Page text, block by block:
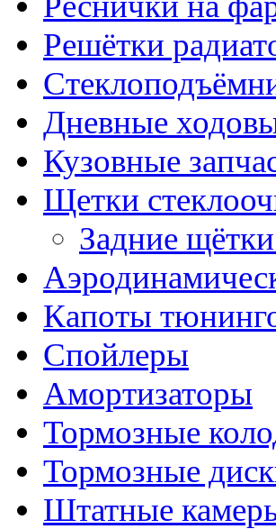
Решётки
Дневные
Кузовные
Щетки
Задние
Капоты
Спойлеры
Амортизаторы
Тормозные
Тормозные
Штатные